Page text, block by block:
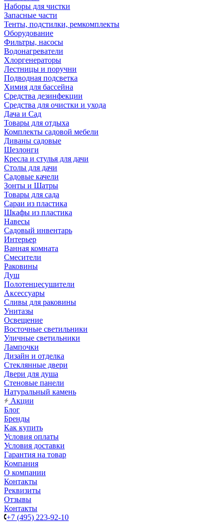
Наборы для чистки
Запасные части
Тенты, подстилки, ремкомплекты
Оборудование
Фильтры, насосы
Водонагреватели
Хлоргенераторы
Лестницы и поручни
Подводная подсветка
Химия для бассейна
Средства дезинфекции
Средства для очистки и ухода
Дача и Сад
Товары для отдыха
Комплекты садовой мебели
Диваны садовые
Шезлонги
Кресла и стулья для дачи
Столы для дачи
Садовые качели
Зонты и Шатры
Товары для сада
Сараи из пластика
Шкафы из пластика
Навесы
Садовый инвентарь
Интерьер
Ванная комната
Смесители
Раковины
Душ
Полотенцесушители
Аксессуары
Сливы для раковины
Унитазы
Освещение
Восточные светильники
Уличные светильники
Лампочки
Дизайн и отделка
Стеклянные двери
Двери для душа
Стеновые панели
Натуральный камень
Акции
Блог
Бренды
Как купить
Условия оплаты
Условия доставки
Гарантия на товар
Компания
О компании
Контакты
Реквизиты
Отзывы
Контакты
+7 (495) 223-92-10